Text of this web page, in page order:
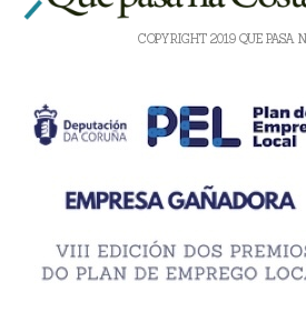
COPYRIGHT 2019 QUE PASA